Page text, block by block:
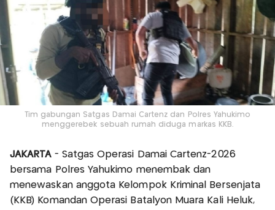
Tim gabungan Satgas Damai Cartenz dan Polres Yahukimo
menggerebek sebuah rumah diduga markas KKB.
JAKARTA - Satgas Operasi Damai Cartenz-2026
bersama Polres Yahukimo menembak dan
menewaskan anggota Kelompok Kriminal Bersenjata
(KKB) Komandan Operasi Batalyon Muara Kali Heluk,